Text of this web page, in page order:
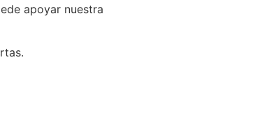
apoyar nuestra